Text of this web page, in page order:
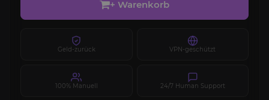
+ Warenkorb
Geld-zurück VPN-geschützt
100% Manuell 24/7 Human Support